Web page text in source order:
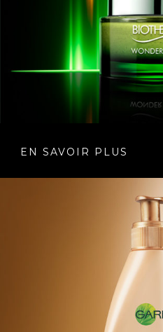
EN SAVOIR PLUS